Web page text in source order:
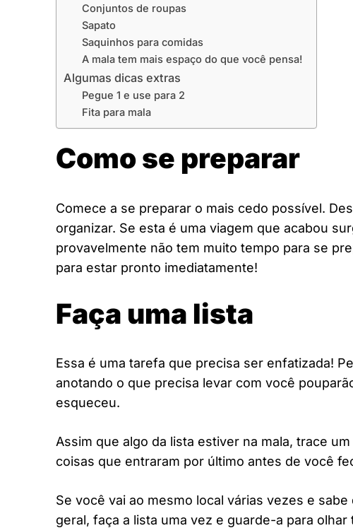
Conjuntos de roupas
Sapato
Saquinhos para comidas
A mala tem mais espaço do que você pensa!
Algumas dicas extras
Pegue 1 e use para 2
Fita para mala
Como se preparar
Comece a se preparar o mais cedo possível.
organizar. Se esta é uma viagem que acabou
provavelmente não tem muito tempo para se
para estar pronto imediatamente!
Faça uma lista
Essa é uma tarefa que precisa ser enfatizada!
anotando o que precisa levar com você
esqueceu.
Assim que algo da lista estiver na mala, trace
coisas que entraram por último antes de você
Se você vai ao mesmo local várias vezes e
geral, faça a lista uma vez e guarde-a para olhar